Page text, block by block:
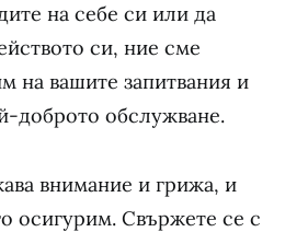
на себе си или да
си, ние сме
на вашите запитвания и
доброто обслужване.
внимание и грижа, и
осигурим. Свържете се с